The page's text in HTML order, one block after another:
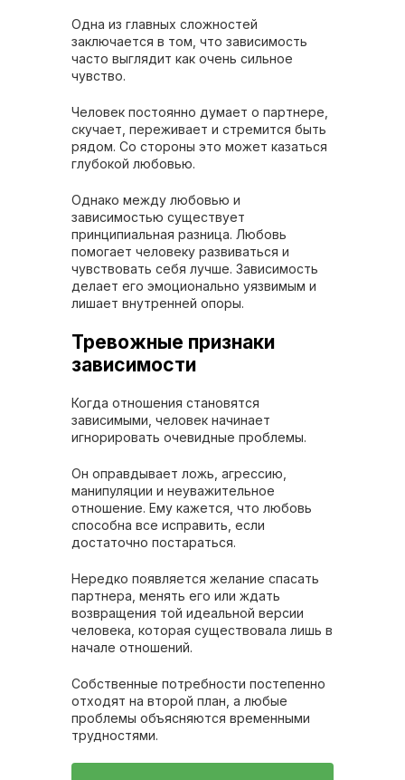
Одна из главных сложностей
заключается в том, что зависимость
часто выглядит как очень сильное
чувство.
Человек постоянно думает о партнере,
скучает, переживает и стремится быть
рядом. Со стороны это может казаться
глубокой любовью.
Однако между любовью и
зависимостью существует
принципиальная разница. Любовь
помогает человеку развиваться и
чувствовать себя лучше. Зависимость
делает его эмоционально уязвимым и
лишает внутренней опоры.
Тревожные признаки
зависимости
Когда отношения становятся
зависимыми, человек начинает
игнорировать очевидные проблемы.
Он оправдывает ложь, агрессию,
манипуляции и неуважительное
отношение. Ему кажется, что любовь
способна все исправить, если
достаточно постараться.
Нередко появляется желание спасать
партнера, менять его или ждать
возвращения той идеальной версии
человека, которая существовала лишь в
начале отношений.
Собственные потребности постепенно
отходят на второй план, а любые
проблемы объясняются временными
трудностями.